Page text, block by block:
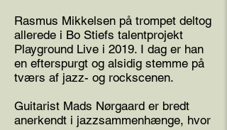
Rasmus Mikkelsen på trompet deltog
allerede i Bo Stiefs talentprojekt
Playground Live i 2019. I dag er han
en efterspurgt og alsidig stemme på
tværs af jazz- og rockscenen.
Guitarist Mads Nørgaard er bredt
anerkendt i jazzsammenhænge, hvor